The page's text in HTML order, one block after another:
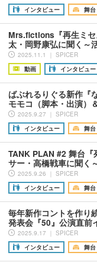
インタビュー
舞台
Mrs.fictions『再生ミ
太・岡野康弘に聞く～
2025.11.1 ｜ SPICER
動画
インタビュー
ばぶれるりぐる新作『
モモコ（脚本・出演）
2025.9.27 ｜ SPICER
インタビュー
舞台
TANK PLAN #2 舞台
サー・高橋戦車に聞く
2025.9.26 ｜ SPICER
インタビュー
舞台
毎年新作コントを作り
発表会『50』公演直
2025.9.17 ｜ SPICER
インタビュー
舞台